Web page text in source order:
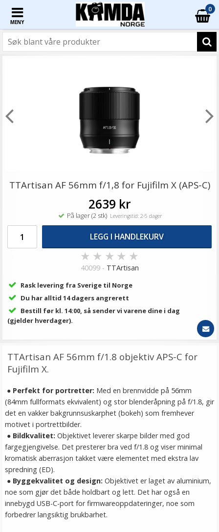
MENY
0
TTArtisan AF 56mm f/1,8 for Fujifilm X (APS-C)
2639 kr
På lager (2 stk)Leveringstid: 2-5 dager
LEGG I HANDLEKURV
★ ★ ★ ★ ★
40099 - TTArtisan
Rask levering fra Sverige til Norge
Du har alltid 14 dagers angrerett
Bestill før kl. 14:00, så sender vi varene dine i dag
(gjelder hverdager).
TTArtisan AF 56mm f/1.8 objektiv APS-C for
Fujifilm X.
● Perfekt for portretter: Med en brennvidde på 56mm
(84mm fullformats ekvivalent) og stor blenderåpning på f/1.8, gir
det en vakker bakgrunnsuskarphet (bokeh) som fremhever
motivet i portrettbilder.
● Bildkvalitet: Objektivet leverer skarpe bilder med god
fargegjengivelse. Det presterer bra ved f/1.8 og viser minimal
kromatisk aberrasjon takket være elementet med ekstra lav
spredning (ED).
● Byggekvalitet og design: Objektivet er laget av aluminium,
noe som gjør det både holdbart og lett. Det har også en
innebygd USB-C-port for firmwareoppdateringer, noe som
forbedrer langsiktig brukbarhet​.